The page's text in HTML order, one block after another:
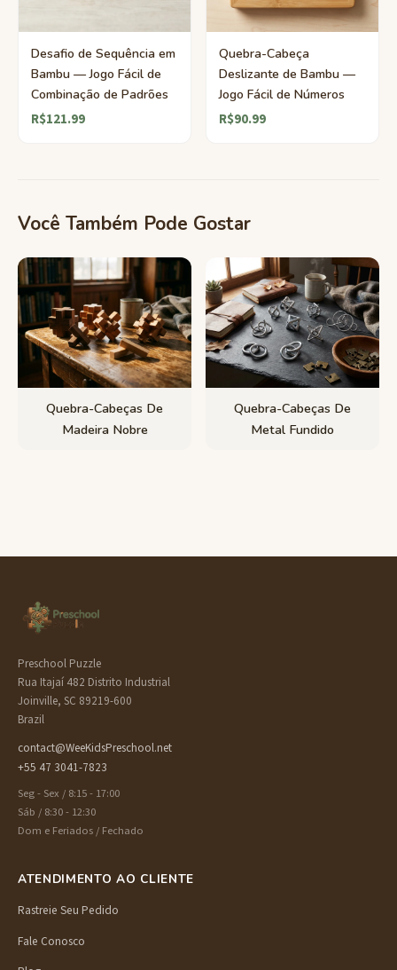
Desafio de Sequência em
Bambu — Jogo Fácil de
Combinação de Padrões
R$121.99
Quebra-Cabeça
Deslizante de Bambu —
Jogo Fácil de Números
R$90.99
Você Também Pode Gostar
Quebra-Cabeças De
Madeira Nobre
Quebra-Cabeças De
Metal Fundido
Preschool Puzzle
Rua Itajaí 482 Distrito Industrial
Joinville, SC 89219-600
Brazil
contact@WeeKidsPreschool.net
+55 47 3041-7823
Seg - Sex / 8:15 - 17:00
Sáb / 8:30 - 12:30
Dom e Feriados / Fechado
ATENDIMENTO AO CLIENTE
Rastreie Seu Pedido
Fale Conosco